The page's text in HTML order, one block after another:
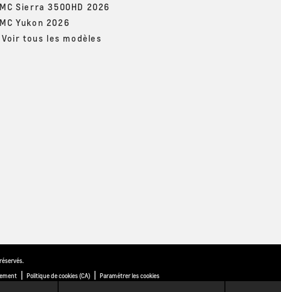
Sierra 3500HD 2026
Yukon 2026
Voir tous les modèles
| Politique de cookies (CA) | Paramétrer les cookies